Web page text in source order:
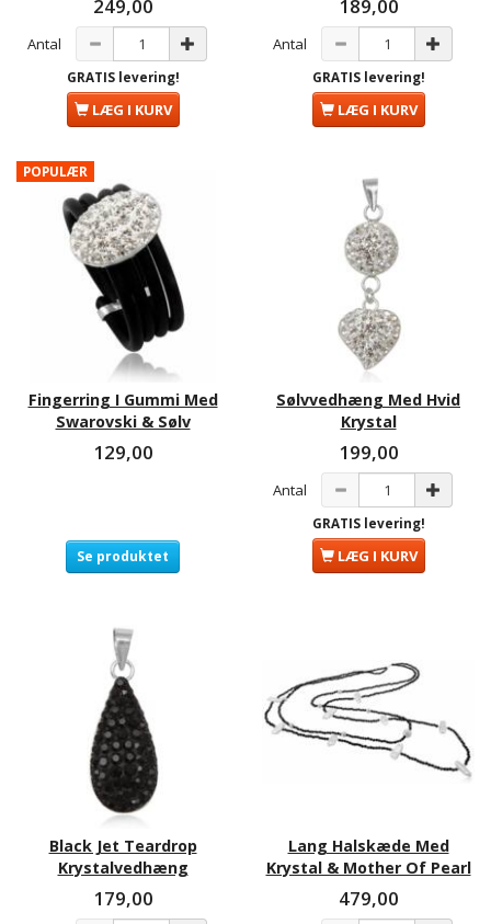
249,00
Antal
GRATIS levering!
LÆG I KURV
189,00
Antal
GRATIS levering!
LÆG I KURV
POPULÆR
Fingerring I Gummi Med
Swarovski & Sølv
129,00
Se produktet
Sølvvedhæng Med Hvid
Krystal
199,00
Antal
GRATIS levering!
LÆG I KURV
Black Jet Teardrop
Krystalvedhæng
179,00
Lang Halskæde Med
Krystal & Mother Of Pearl
479,00